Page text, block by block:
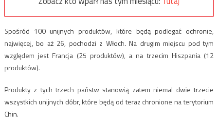
Spośród 100 unijnych produktów, które będą podlegać ochronie,
najwięcej, bo aż 26, pochodzi z Włoch. Na drugim miejscu pod tym
względem jest Francja (25 produktów), a na trzecim Hiszpania (12
produktów).
Produkty z tych trzech państw stanowią zatem niemal dwie trzecie
wszystkich unijnych dóbr, które będą od teraz chronione na terytorium
Chin.